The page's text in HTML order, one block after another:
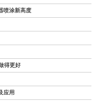
喷涂新高度
得更好
应用